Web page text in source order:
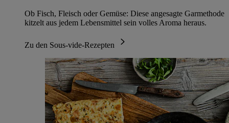
Ob Fisch, Fleisch oder Gemüse: Diese angesagte Garmethode
kitzelt aus jedem Lebensmittel sein volles Aroma heraus.
Zu den Sous-vide-Rezepten